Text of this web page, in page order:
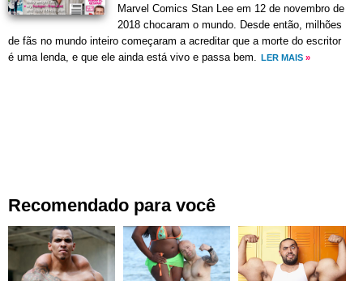
Marvel Comics Stan Lee em 12 de novembro de
2018 chocaram o mundo. Desde então, milhões
de fãs no mundo inteiro começaram a acreditar que a morte do escritor
é uma lenda, e que ele ainda está vivo e passa bem.
LER MAIS »
Recomendado para você